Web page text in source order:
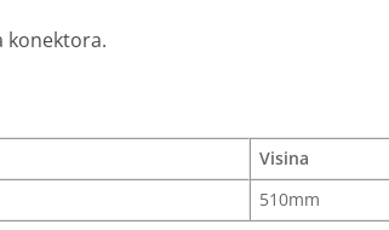
konektora.
Visina
510mm